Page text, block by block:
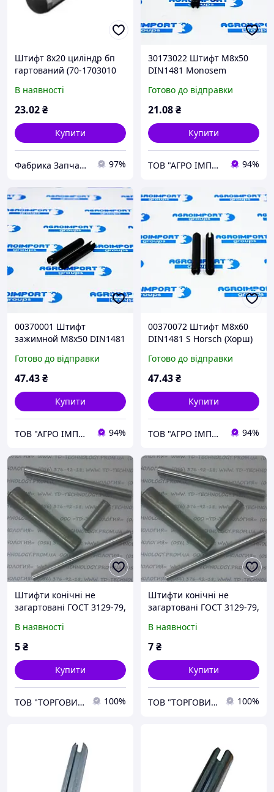
Штифт 8х20 циліндр бп
гартований (70-1703010
В наявності
23.02₴
Купити
Фабрика Запчастин 97%
30173022 Штифт M8x50
DIN1481 Monosem
Готово до відправки
21.08₴
Купити
ТОВ "АГРО ІМПОРТ ГРУП" 94%
00370001 Штифт
зажимной M8x50 DIN1481
Готово до відправки
47.43₴
Купити
ТОВ "АГРО ІМПОРТ ГРУП" 94%
00370072 Штифт М8х60
DIN1481 S Horsch (Хорш)
Готово до відправки
47.43₴
Купити
ТОВ "АГРО ІМПОРТ ГРУП" 94%
Штифти конічні не
загартовані ГОСТ 3129-79,
В наявності
5₴
Купити
ТОВ "ТОРГОВИЙ ДІМ-ТЕХНОЛОГІЯ" 100%
Штифти конічні не
загартовані ГОСТ 3129-79,
В наявності
7₴
Купити
ТОВ "ТОРГОВИЙ ДІМ-ТЕХНОЛОГІЯ" 100%